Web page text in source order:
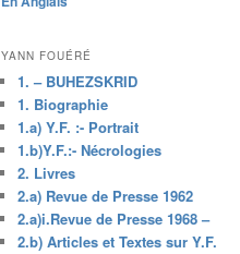
principal
YANN FOUÉRÉ
1. – BUHEZSKRID
1. Biographie
1.a) Y.F. :- Portrait
1.b)Y.F.:- Nécrologies
2. Livres
2.a) Revue de Presse 1962
2.a)i.Revue de Presse 1968 –
2.b) Articles et Textes sur Y.F.